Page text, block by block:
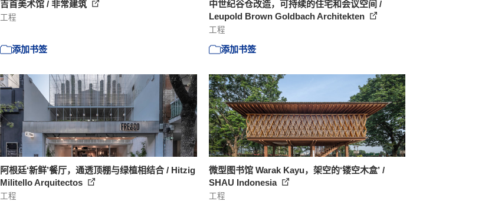
吉首美术馆 / 非常建筑
工程
添加书签
中世纪谷仓改造，可持续的住宅和会议空间 /
Leupold Brown Goldbach Architekten
工程
添加书签
阿根廷‘新鲜’餐厅，通透顶棚与绿植相结合 / Hitzig
Militello Arquitectos
工程
微型图书馆 Warak Kayu，架空的‘镂空木盒’ /
SHAU Indonesia
工程